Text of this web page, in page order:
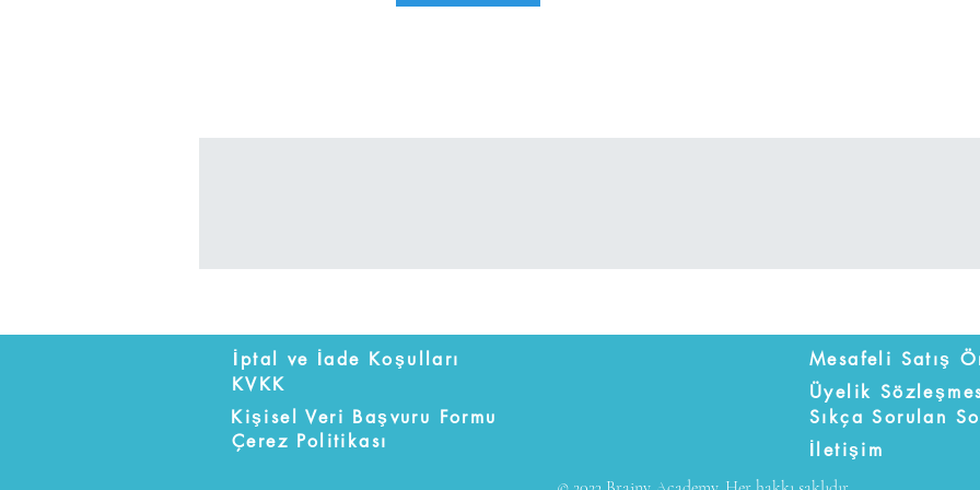
İptal ve İade Koşulları
KVKK
Kişisel Veri Başvuru Formu
Çerez Politikası
Üyelik
Sıkça Sorulan
İletişim